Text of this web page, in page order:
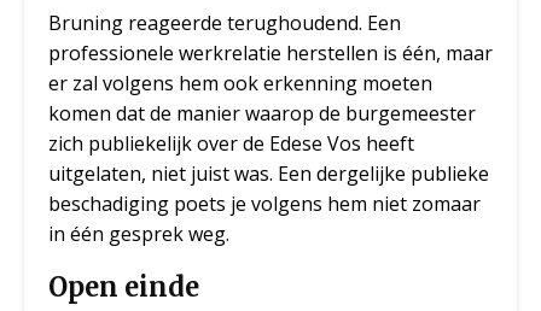
Bruning reageerde terughoudend. Een
professionele werkrelatie herstellen is één, maar
er zal volgens hem ook erkenning moeten
komen dat de manier waarop de burgemeester
zich publiekelijk over de Edese Vos heeft
uitgelaten, niet juist was. Een dergelijke publieke
beschadiging poets je volgens hem niet zomaar
in één gesprek weg.
Open einde